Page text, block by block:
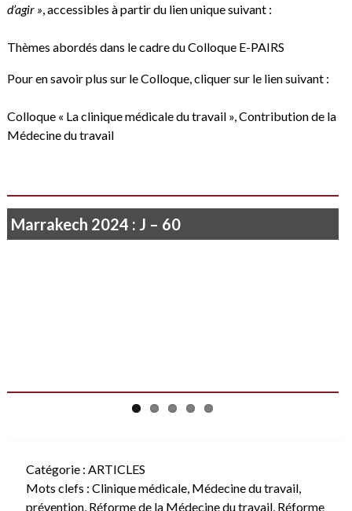
d’agir » , accessibles à partir du lien unique suivant :
Thèmes abordés dans le cadre du Colloque E-PAIRS
Pour en savoir plus sur le Colloque, cliquer sur le lien suivant :
Colloque « La clinique médicale du travail », Contribution de la
Médecine du travail
Marrakech 2024 : J – 60
Je ne vois rien que le soleil qui poudroie…
Catégorie : ARTICLES
Mots clefs : Clinique médicale, Médecine du travail,
prévention, Réforme de la Médecine du travail, Réforme